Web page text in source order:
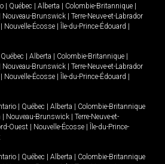
Québec Alberta Colombie-Britannique
Nouveau-Brunswick
Terre-Neuve-et-Labrador
Nouvelle-Écosse Île-du-Prince-Édouard
Québec Alberta Colombie-Britannique
Nouveau-Brunswick
Terre-Neuve-et-Labrador
Nouvelle-Écosse Île-du-Prince-Édouard
Québec Alberta
Colombie-Britannique
Nouveau-Brunswick
Terre-Neuve-et-
Ouest Nouvelle-Écosse
Île-du-Prince-
Québec Alberta
Colombie-Britannique